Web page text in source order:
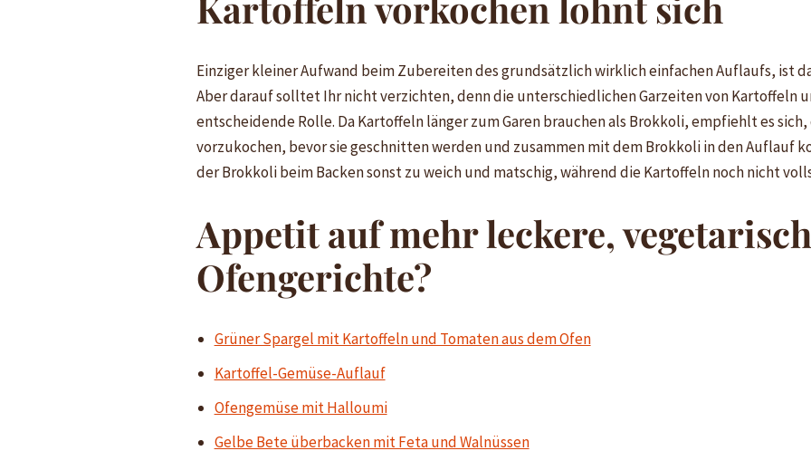
Einziger kleiner Aufwand beim Zubereiten des grundsätzlich wirklich einfachen Auflaufs, ist
Aber darauf solltet Ihr nicht verzichten, denn die unterschiedlichen Garzeiten von Kartoffeln
entscheidende Rolle. Da Kartoffeln länger zum Garen brauchen als Brokkoli, empfiehlt es
vorzukochen, bevor sie geschnitten werden und zusammen mit dem Brokkoli in den Auflauf
der Brokkoli beim Backen sonst zu weich und matschig, während die Kartoffeln noch nicht
Appetit auf mehr leckere,
Ofengerichte?
Grüner Spargel mit Kartoffeln und Tomaten aus dem Ofen
Kartoffel-Gemüse-Auflauf
Ofengemüse mit Halloumi
Gelbe Bete überbacken mit Feta und Walnüssen